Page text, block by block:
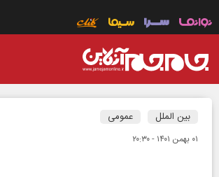
بین الملل عمومی
۰۱ بهمن ۱۴۰۱ - ۲۰:۳۰